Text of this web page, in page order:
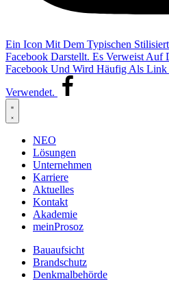
Ein Icon Mit Dem Typischen
Facebook Darstellt. Es Verweist Auf
Facebook Und Wird Häufig Als
Verwendet.
NEO
Lösungen
Unternehmen
Karriere
Aktuelles
Kontakt
Akademie
meinProsoz
Bauaufsicht
Brandschutz
Denkmalbehörde